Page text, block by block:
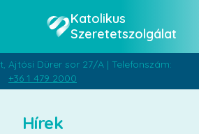
Katolikus
Szeretetszolgálat
Ajtósi Dürer sor 27/A | Telefonszám:
+36 1 479 2000
Hírek